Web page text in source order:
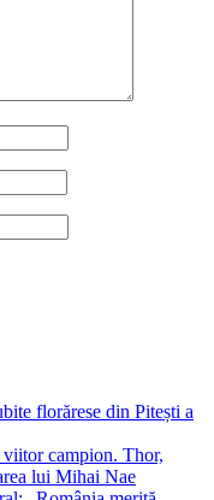
florărese din Pitești a
campion. Thor,
lui Mihai Nae